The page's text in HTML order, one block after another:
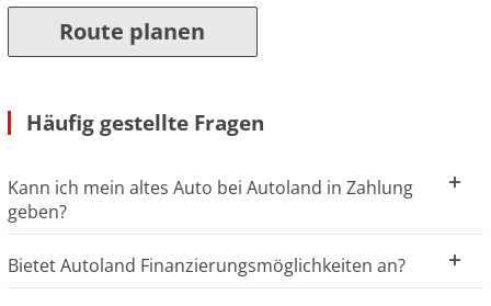
Route planen
Häufig gestellte Fragen
Kann ich mein altes Auto bei Autoland in Zahlung
geben?
Bietet Autoland Finanzierungsmöglichkeiten an?